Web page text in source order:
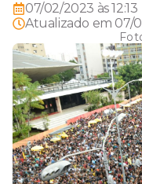
07/02/2023 às 12:13
Atualizado em 07/